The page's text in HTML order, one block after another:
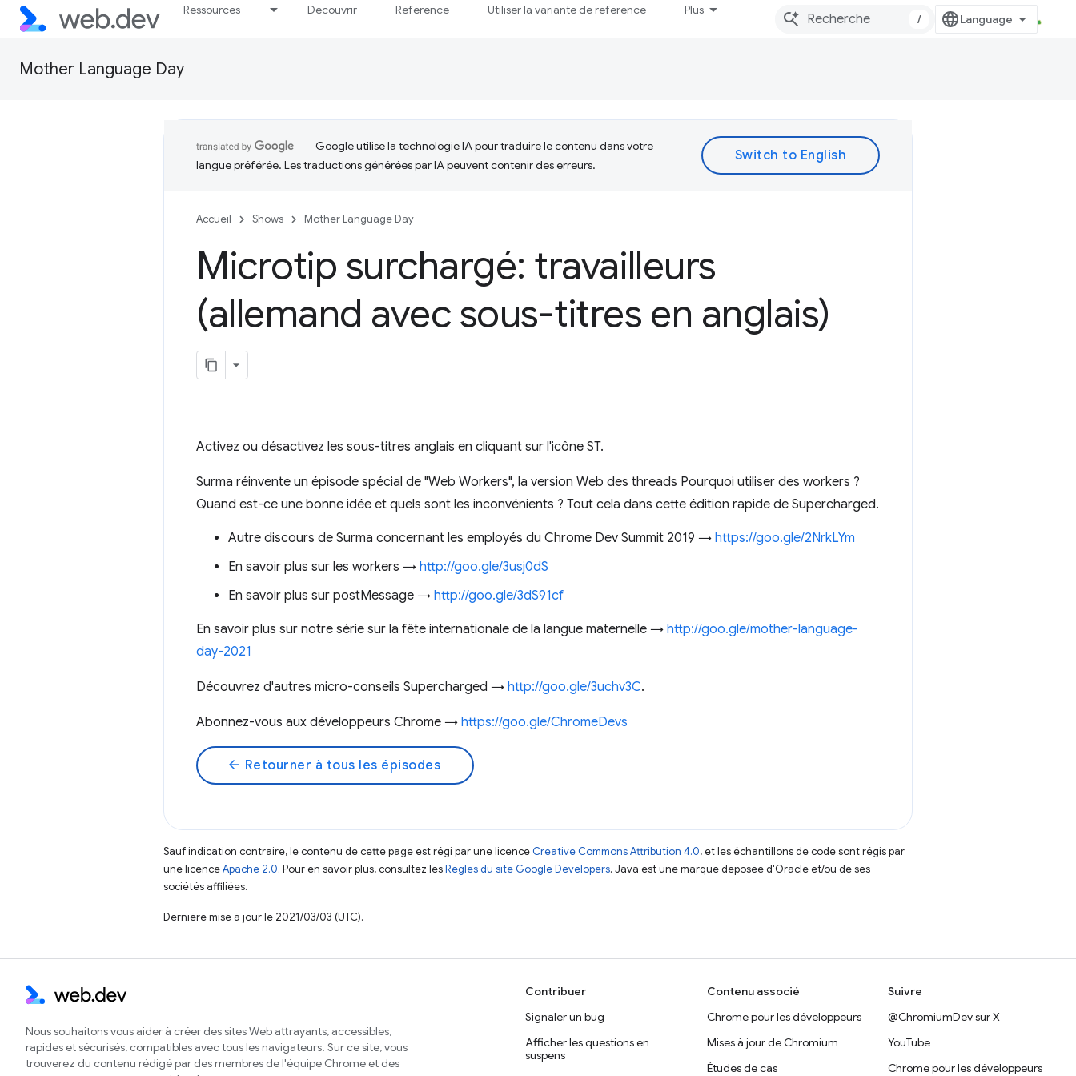
Ressources Découvrir Référence Utiliser la variante de référence Plus
/
Mother Language Day
Google utilise la technologie IA pour traduire le contenu dans votre
langue préférée. Les traductions générées par IA peuvent contenir des erreurs.
Accueil Shows Mother Language Day
Microtip surchargé: travailleurs
(allemand avec sous-titres en anglais)
Activez ou désactivez les sous-titres anglais en cliquant sur l'icône ST.
Surma réinvente un épisode spécial de "Web Workers", la version Web des threads Pourquoi utiliser des workers ?
Quand est-ce une bonne idée et quels sont les inconvénients ? Tout cela dans cette édition rapide de Supercharged.
Autre discours de Surma concernant les employés du Chrome Dev Summit 2019 → https://goo.gle/2NrkLYm
En savoir plus sur les workers → http://goo.gle/3usj0dS
En savoir plus sur postMessage → http://goo.gle/3dS91cf
En savoir plus sur notre série sur la fête internationale de la langue maternelle → http://goo.gle/mother-language-
day-2021
Découvrez d'autres micro-conseils Supercharged → http://goo.gle/3uchv3C.
Abonnez-vous aux développeurs Chrome → https://goo.gle/ChromeDevs
arrow_back Retourner à tous les épisodes
Sauf indication contraire, le contenu de cette page est régi par une licence Creative Commons Attribution 4.0, et les échantillons de code sont régis par
une licenceApache 2.0. Pour en savoir plus, consultez lesRègles du site Google Developers. Java est une marque déposée d'Oracle et/ou de ses
sociétés affiliées.
Dernière mise à jour le 2021/03/03 (UTC).
Nous souhaitons vous aider à créer des sites Web attrayants, accessibles,
rapides et sécurisés, compatibles avec tous les navigateurs. Sur ce site, vous
trouverez du contenu rédigé par des membres de l'équipe Chrome et des
Contribuer
Signaler un bug
Afficher les questions en
suspens
Contenu associé
Chrome pour les développeurs
Mises à jour de Chromium
Études de cas
Suivre
@ChromiumDev sur X
YouTube
Chrome pour les développeurs